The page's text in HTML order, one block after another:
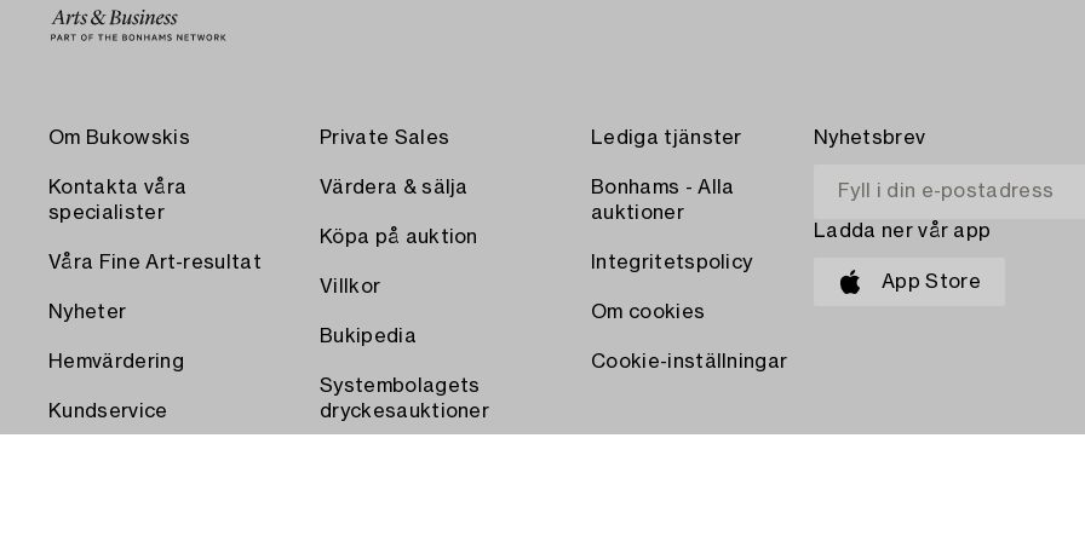
Om Bukowskis
Kontakta våra
specialister
Våra Fine Art-resultat
Nyheter
Hemvärdering
Kundservice
Private Sales
Värdera & sälja
Köpa på auktion
Villkor
Bukipedia
Systembolagets
dryckesauktioner
Lediga tjänster
Bonhams - Alla
auktioner
Integritetspolicy
Om cookies
Cookie-inställningar
Nyhetsbrev
Ladda ner vår app
App Store